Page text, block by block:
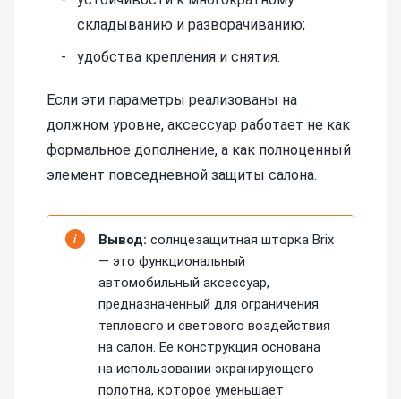
складыванию и разворачиванию;
удобства крепления и снятия.
Если эти параметры реализованы на
должном уровне, аксессуар работает не как
формальное дополнение, а как полноценный
элемент повседневной защиты салона.
i Вывод: солнцезащитная шторка Brix
— это функциональный
автомобильный аксессуар,
предназначенный для ограничения
теплового и светового воздействия
на салон. Ее конструкция основана
на использовании экранирующего
полотна, которое уменьшает